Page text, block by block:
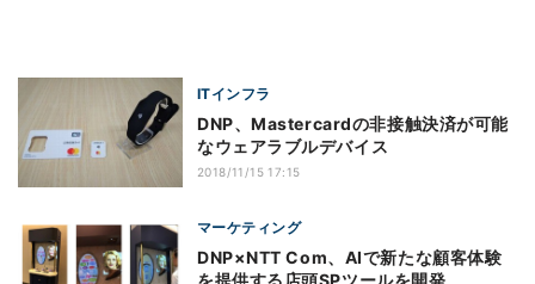
ITインフラ
DNP、Mastercardの非接触決済が可能
なウェアラブルデバイス
2018/11/15 17:15
マーケティング
DNP×NTT Com、AIで新たな顧客体験